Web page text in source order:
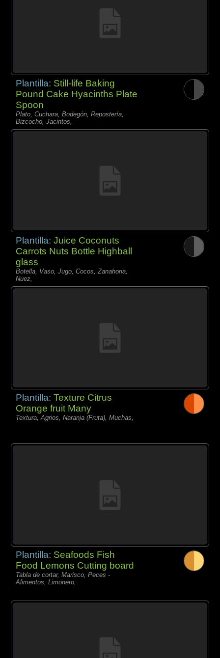
Plantilla: Still-life Baking
Pound Cake Hyacinths Plate
Spoon
Plato, Cuchara, Bodegón, Repostería,
Bizcocho, Jacintos,
Plantilla:Juice Coconuts
Carrots Nuts Bottle Highball
glass
Botella, Vaso, Jugo, Cocos, Zanahoria,
Nuez,
Plantilla:Texture Citrus
Orange fruit Many
Textura, Agrios, Naranja (Fruta), Muchas,
Plantilla: Seafoods Fish
Food Lemons Cutting board
Tabla de cortar, Marisco, Peces -
Alimentos, Limonero,